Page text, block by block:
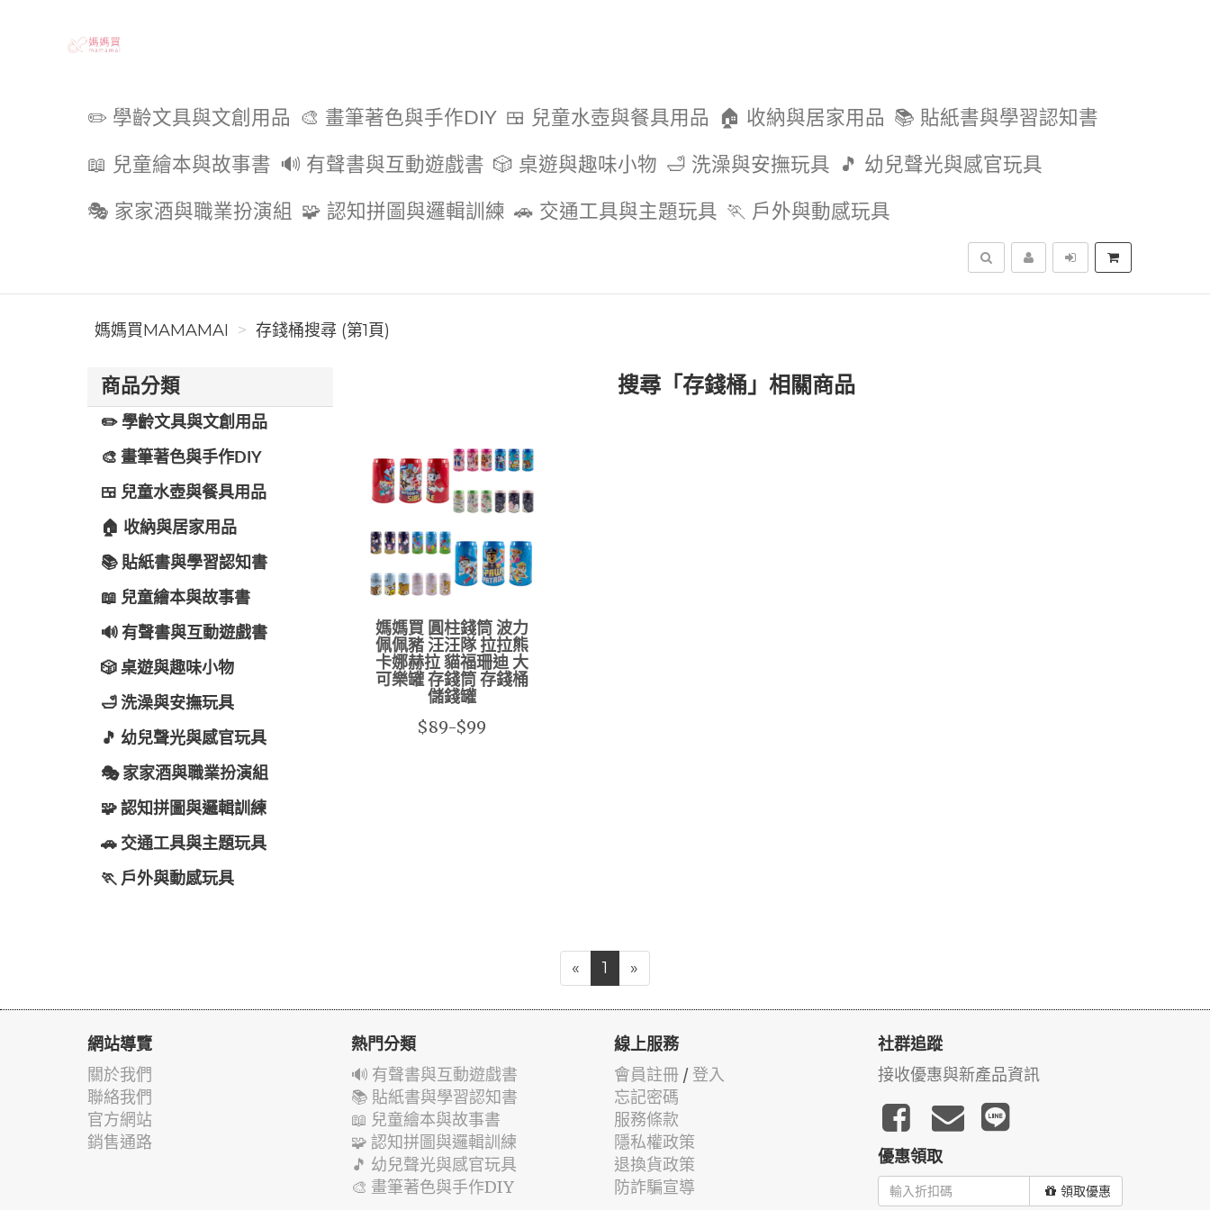
✏️ 學齡文具與文創用品 🎨 畫筆著色與手作DIY 🍱 兒童水壺與餐具用品 🏠 收納與居家用品 📚 貼紙書與學習認知書
📖 兒童繪本與故事書 🔊 有聲書與互動遊戲書 🎲 桌遊與趣味小物 🛁 洗澡與安撫玩具 🎵 幼兒聲光與感官玩具
🎭 家家酒與職業扮演組 🧩 認知拼圖與邏輯訓練 🚗 交通工具與主題玩具 🏃 戶外與動感玩具
搜尋
媽媽買MAMAMAI 存錢桶搜尋 (第1頁)
商品分類
✏️ 學齡文具與文創用品
🎨 畫筆著色與手作DIY
🍱 兒童水壺與餐具用品
🏠 收納與居家用品
📚 貼紙書與學習認知書
📖 兒童繪本與故事書
🔊 有聲書與互動遊戲書
🎲 桌遊與趣味小物
🛁 洗澡與安撫玩具
🎵 幼兒聲光與感官玩具
🎭 家家酒與職業扮演組
🧩 認知拼圖與邏輯訓練
🚗 交通工具與主題玩具
🏃 戶外與動感玩具
搜尋「存錢桶」相關商品
媽媽買 圓柱錢筒 波力
佩佩豬 汪汪隊 拉拉熊
卡娜赫拉 貓福珊迪 大
可樂罐 存錢筒 存錢桶
儲錢罐
$89-$99
« 1 »
網站導覽
關於我們
聯絡我們
官方網站
銷售通路
熱門分類
🔊 有聲書與互動遊戲書
📚 貼紙書與學習認知書
📖 兒童繪本與故事書
🧩 認知拼圖與邏輯訓練
🎵 幼兒聲光與感官玩具
🎨 畫筆著色與手作DIY
線上服務
會員註冊 / 登入
忘記密碼
服務條款
隱私權政策
退換貨政策
防詐騙宣導
社群追蹤
接收優惠與新產品資訊
優惠領取
領取優惠